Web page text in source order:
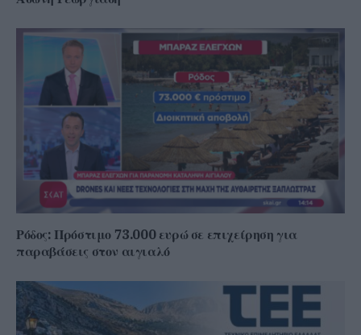
Ρόδος: Πρόστιμο 73.000 ευρώ σε επιχείρηση για
παραβάσεις στον αιγιαλό